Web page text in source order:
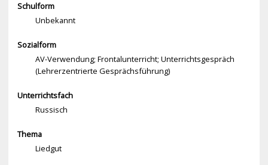
Schulform
Unbekannt
Sozialform
AV-Verwendung; Frontalunterricht; Unterrichtsgespräch
(Lehrerzentrierte Gesprächsführung)
Unterrichtsfach
Russisch
Thema
Liedgut